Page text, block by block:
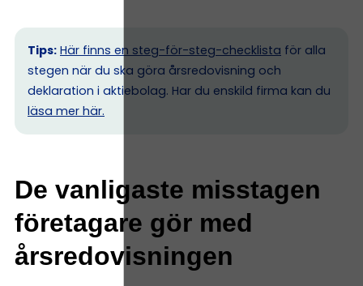
Tips: Här finns en steg-för-steg-checklista för alla
stegen när du ska göra årsredovisning och
deklaration i aktiebolag. Har du enskild firma kan du
läsa mer här.
De vanligaste misstagen
företagare gör med
årsredovisningen